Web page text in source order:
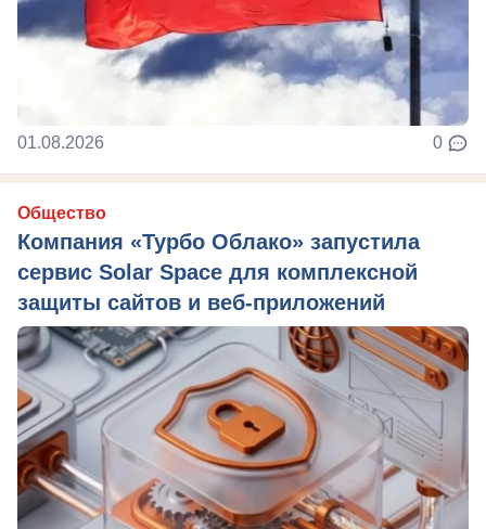
01.08.2026 0
Общество
Компания «Турбо Облако» запустила
сервис Solar Space для комплексной
защиты сайтов и веб-приложений